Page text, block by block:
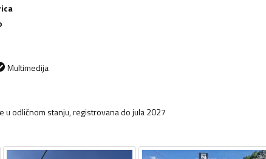
Multimedija
u odličnom stanju, registrovana do jula 2027